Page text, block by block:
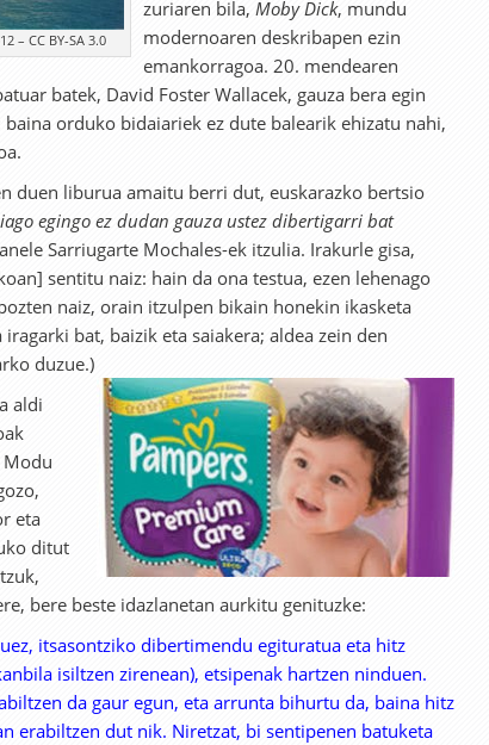
– CC BY-SA 3.0
zuriaren bila, Moby Dick, mundu
modernoaren deskribapen ezin
emankorragoa. 20. mendearen
batek, David Foster Wallacek, gauza bera egin
orduko bidaiariek ez dute balearik ehizatu nahi,
duen liburua amaitu berri dut, euskarazko bertsio
egingo ez dudan gauza ustez dibertigarri bat
Sarriugarte Mochales-ek itzulia. Irakurle gisa,
sentitu naiz: hain da ona testua, ezen lehenago
naiz, orain itzulpen bikain honekin ikasketa
bat, baizik eta saiakera; aldea zein den
duzue.)
aldi
Modu
eta
ditut
bere beste idazlanetan aurkitu genituzke:
itsasontziko dibertimendu egituratua eta hitz
isiltzen zirenean), etsipenak hartzen ninduen.
da gaur egun, eta arrunta bihurtu da, baina hitz
erabiltzen dut nik. Niretzat, bi sentipenen batuketa